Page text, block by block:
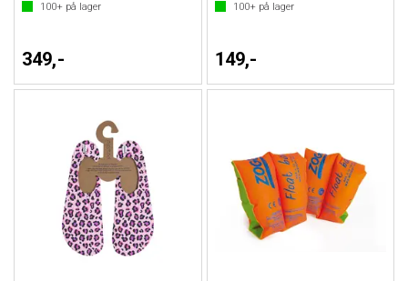
100+ på lager
349,-
100+på lager
149,-